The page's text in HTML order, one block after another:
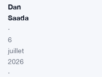
Dan
Saada
·
6
juillet
2026
·